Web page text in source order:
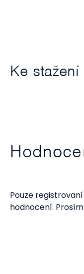
Ke stažení
Pouze
hodnocení. Prosím